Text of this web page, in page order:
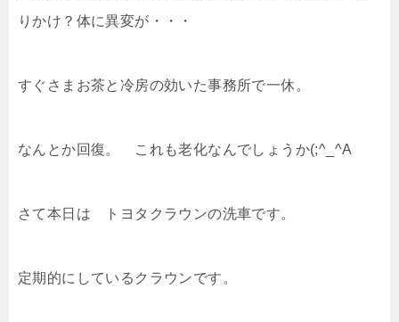
りかけ？体に異変が・・・
すぐさまお茶と冷房の効いた事務所で一休。
なんとか回復。 これも老化なんでしょうか(;^_^A
さて本日は トヨタクラウンの洗車です。
定期的にしているクラウンです。